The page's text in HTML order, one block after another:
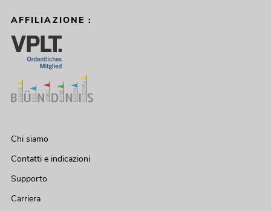
AFFILIAZIONE :
Chi siamo
Contatti e indicazioni
Supporto
Carriera